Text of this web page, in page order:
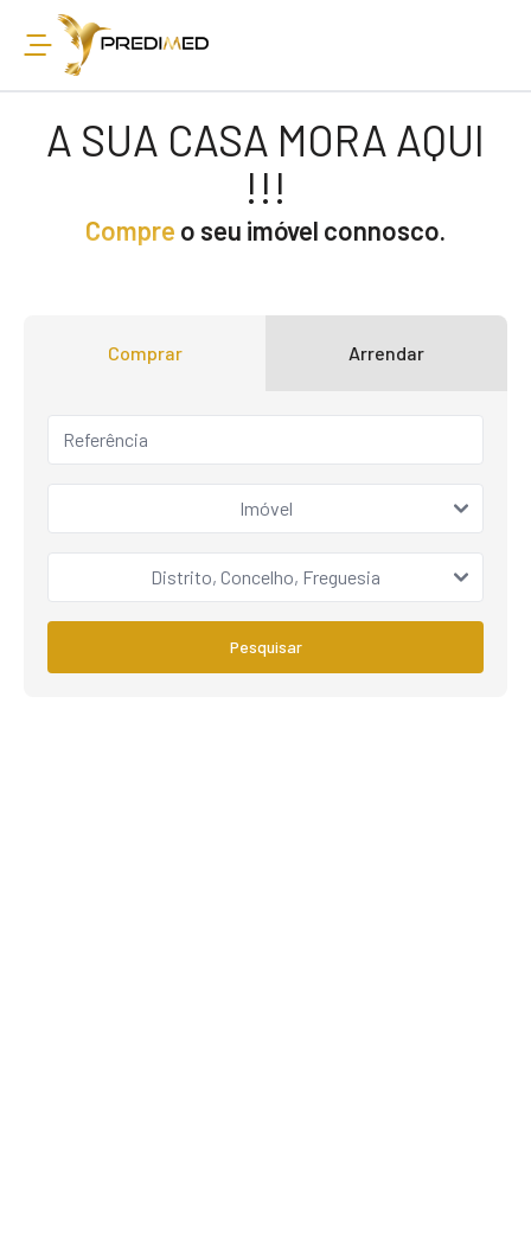
A SUA CASA MORA AQUI
!!!
Compre o seu imóvel connosco.
Comprar Arrendar
Imóvel
Distrito, Concelho, Freguesia
Pesquisar